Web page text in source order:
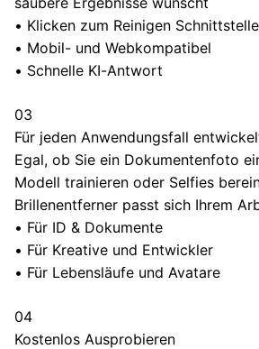
• Klicken zum Reinigen Schnittstelle
• Mobil- und Webkompatibel
• Schnelle KI-Antwort
03
Für jeden Anwendungsfall
Egal, ob Sie ein Dokumentenfoto
Modell trainieren oder Selfies
Brillenentferner passt sich Ihrem
• Für ID & Dokumente
• Für Kreative und Entwickler
• Für Lebensläufe und Avatare
04
Kostenlos Ausprobieren